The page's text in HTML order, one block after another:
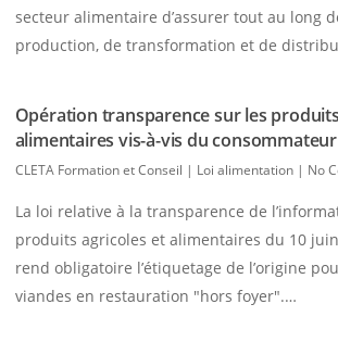
secteur alimentaire d’assurer tout au long
production, de transformation et de
Opération transparence sur les
alimentaires vis-à-vis du
CLETA Formation et Conseil | Loi alimentation | No
La loi relative à la transparence de
produits agricoles et alimentaires du 10
rend obligatoire l’étiquetage de l’origine
viandes en restauration "hors foyer".…